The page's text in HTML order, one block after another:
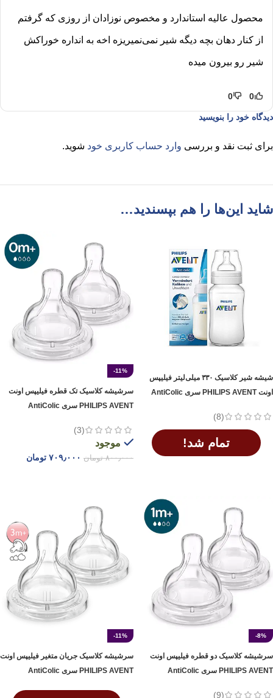
محصول عالیه استاندارد و مخصوص نوزادان از روزی که گرفتم
از کنار دهان بچه دیگه شیر نمی‌نمیریزه اخه به انداره خوراکش
شیر رو بیرون میده
0
0
دیدگاه خود را بنویسید
برای ثبت نقد و بررسی وارد حساب کاربری خود شوید.
شاید این‌ها را هم بپسندید…
شیشه شیر کلاسیک ۳۳۰ میلی‌لیتر فیلیپس
اونت PHILIPS AVENT سری AntiColic
(8)
تمام شد!
-11%
سرشیشه کلاسیک تک‌ قطره‌ فیلیپس اونت
PHILIPS AVENT سری AntiColic
(3)
موجود
۸۰۰٫۰۰۰ تومان ۷۰۹٫۰۰۰ تومان
-8%
سرشیشه کلاسیک دو قطره‌ فیلیپس اونت
PHILIPS AVENT سری AntiColic
(9)
-11%
سرشیشه کلاسیک جریان متغیر فیلیپس اونت
PHILIPS AVENT سری AntiColic